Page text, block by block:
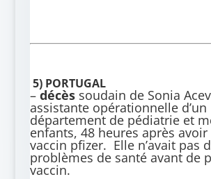
5) PORTUGAL
–décèssoudain de Sonia
assistante opérationnelle d’un
département de pédiatrie et
enfants, 48 heures après
vaccin pfizer. Elle n’avait pas
problèmes de santé avant de
vaccin.